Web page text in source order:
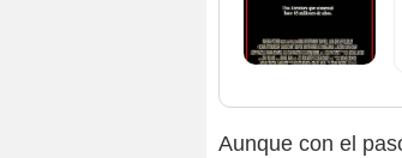
Aunque con el